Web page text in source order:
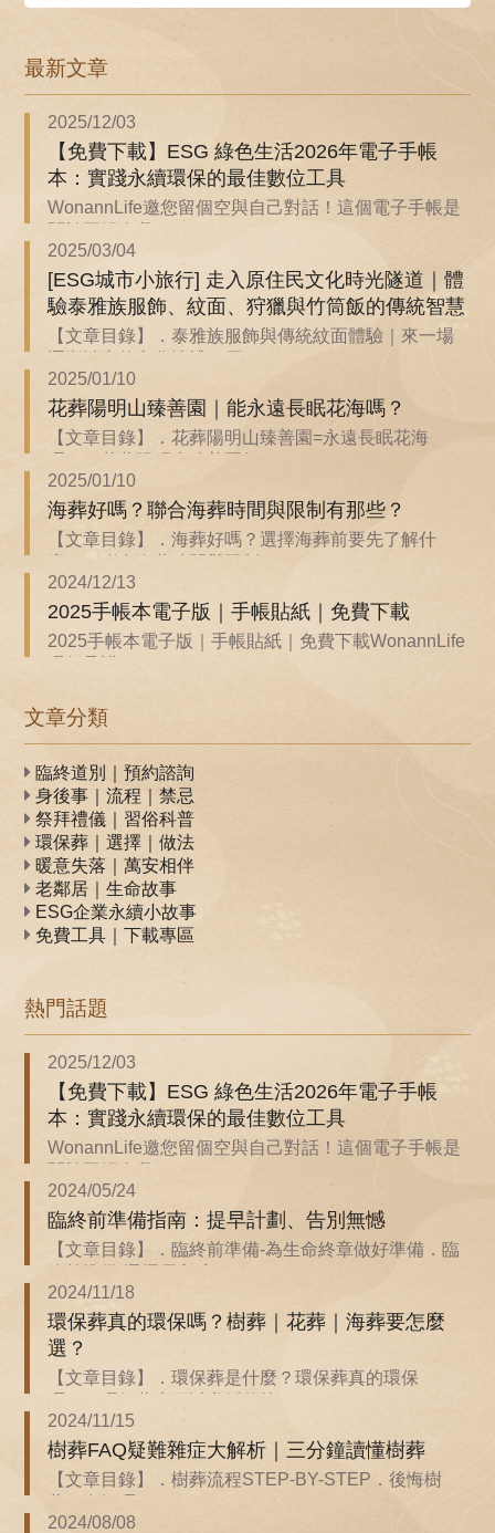
最新文章
2025/12/03
【免費下載】ESG 綠色生活2026年電子手帳
本：實踐永續環保的最佳數位工具
WonannLife邀您留個空與自己對話！這個電子手帳是
2025/03/04
[ESG城市小旅行] 走入原住民文化時光隧道｜體
驗泰雅族服飾、紋面、狩獵與竹筒飯的傳統智慧
【文章目錄】．泰雅族服飾與傳統紋面體驗｜來一場
2025/01/10
花葬陽明山臻善園｜能永遠長眠花海嗎？
【文章目錄】．花葬陽明山臻善園=永遠長眠花海
2025/01/10
海葬好嗎？聯合海葬時間與限制有那些？
【文章目錄】．海葬好嗎？選擇海葬前要先了解什
2024/12/13
2025手帳本電子版｜手帳貼紙｜免費下載
2025手帳本電子版｜手帳貼紙｜免費下載WonannLife
文章分類
臨終道別｜預約諮詢
身後事｜流程｜禁忌
祭拜禮儀｜習俗科普
環保葬｜選擇｜做法
暖意失落｜萬安相伴
老鄰居｜生命故事
ESG企業永續小故事
免費工具｜下載專區
熱門話題
2025/12/03
【免費下載】ESG 綠色生活2026年電子手帳
本：實踐永續環保的最佳數位工具
WonannLife邀您留個空與自己對話！這個電子手帳是
2024/05/24
臨終前準備指南：提早計劃、告別無憾
【文章目錄】．臨終前準備-為生命終章做好準備．臨
2024/11/18
環保葬真的環保嗎？樹葬｜花葬｜海葬要怎麼
選？
【文章目錄】．環保葬是什麼？環保葬真的環保
2024/11/15
樹葬FAQ疑難雜症大解析｜三分鐘讀懂樹葬
【文章目錄】．樹葬流程STEP-BY-STEP．後悔樹
2024/08/08